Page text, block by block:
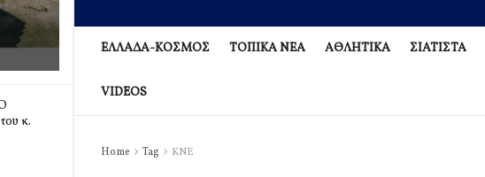
κ.
ΕΛΛΑΔΑ-ΚΟΣΜΟΣ ΤΟΠΙΚΑ ΝΕΑ ΑΘΛΗΤΙΚΑ ΣΙΑΤΙΣΤΑ
VIDEOS
Home Tag ΚΝΕ